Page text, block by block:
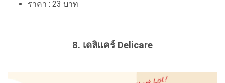
ราคา : 23 บาท
8. เดลิแคร์ Delicare